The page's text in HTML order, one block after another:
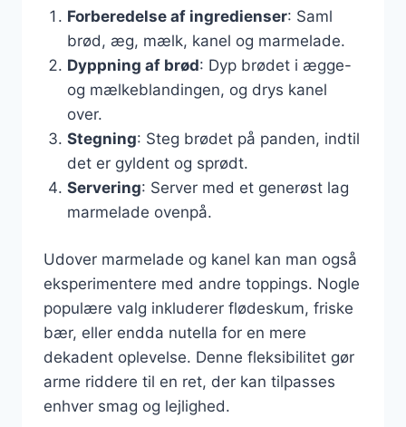
Forberedelse af ingredienser: Saml
brød, æg, mælk, kanel og marmelade.
Dyppning af brød: Dyp brødet i ægge-
og mælkeblandingen, og drys kanel
over.
Stegning: Steg brødet på panden, indtil
det er gyldent og sprødt.
Servering: Server med et generøst lag
marmelade ovenpå.
Udover marmelade og kanel kan man også
eksperimentere med andre toppings. Nogle
populære valg inkluderer flødeskum, friske
bær, eller endda nutella for en mere
dekadent oplevelse. Denne fleksibilitet gør
arme riddere til en ret, der kan tilpasses
enhver smag og lejlighed.